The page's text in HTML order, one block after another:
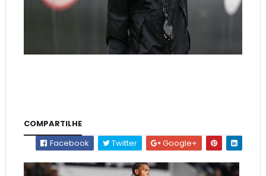
COMPARTILHE
Facebook
Twitter Google+